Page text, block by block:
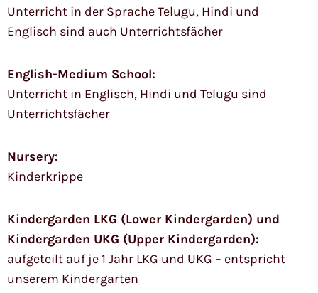
Unterricht in der Sprache Telugu, Hindi und
Englisch sind auch Unterrichtsfächer
English-Medium School:
Unterricht in Englisch, Hindi und Telugu sind
Unterrichtsfächer
Nursery:
Kinderkrippe
Kindergarden LKG (Lower Kindergarden) und
Kindergarden UKG (Upper Kindergarden):
aufgeteilt auf je 1 Jahr LKG und UKG – entspricht
unserem Kindergarten